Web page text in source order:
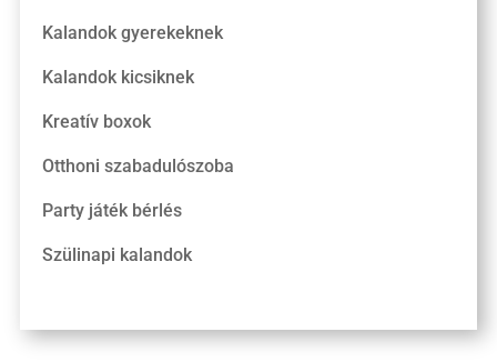
Kalandok gyerekeknek
Kalandok kicsiknek
Kreatív boxok
Otthoni szabadulószoba
Party játék bérlés
Szülinapi kalandok